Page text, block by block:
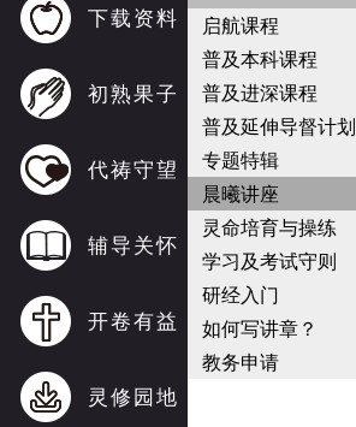
下载资料
初熟果子
代祷守望
辅导关怀
开卷有益
灵修园地
启航课程
普及本科课程
普及进深课程
普及延伸导督计划
专题特辑
晨曦讲座
灵命培育与操练
学习及考试守则
研经入门
如何写讲章？
教务申请